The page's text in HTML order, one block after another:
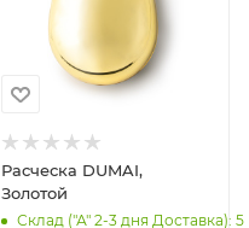
Расческа DUMAI,
Золотой
Склад ("А" 2-3 дня Доставка): 5